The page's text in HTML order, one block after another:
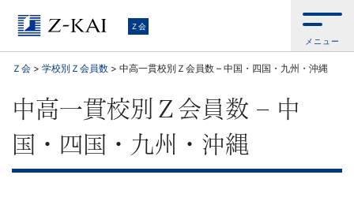
Ｚ
会
【公
式
サ
Ｚ会
メニュー
Ｚ会 > 学校別Ｚ会員数 > 中高一貫校別Ｚ会員数 – 中国・四国・九州・沖縄
中高一貫校別Ｚ会員数 – 中
国・四国・九州・沖縄